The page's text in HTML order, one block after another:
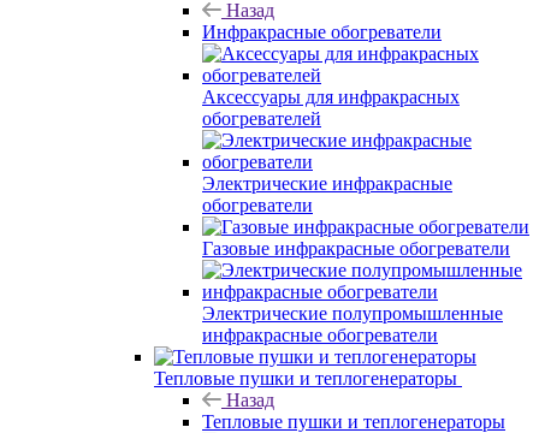
Назад
Инфракрасные обогреватели
Аксессуары для инфракрасных
обогревателей
Электрические инфракрасные
обогреватели
Газовые инфракрасные обогреватели
Электрические полупромышленные
инфракрасные обогреватели
Тепловые пушки и теплогенераторы
Назад
Тепловые пушки и теплогенераторы